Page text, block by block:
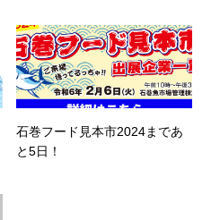
石巻フード見本市2024まであ
と5日！